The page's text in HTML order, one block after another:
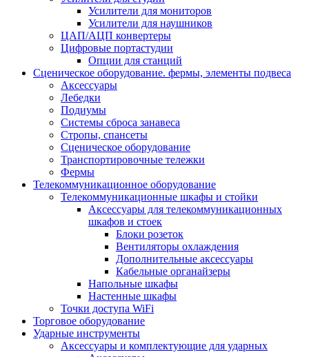
Усилители для мониторов
Усилители для наушников
ЦАП/АЦП конвертеры
Цифровые портастудии
Опции для станций
Сценическое оборудование. фермы, элементы подвеса
Аксессуары
Лебедки
Подиумы
Системы сброса занавеса
Стропы, спансеты
Сценическое оборудование
Транспортировочные тележки
Фермы
Телекоммуникационное оборудование
Телекоммуникационные шкафы и стойки
Аксессуары для телекоммуникационных
шкафов и стоек
Блоки розеток
Вентиляторы охлаждения
Дополнительные аксессуары
Кабельные органайзеры
Напольные шкафы
Настенные шкафы
Точки доступа WiFi
Торговое оборудование
Ударные инструменты
Аксессуары и комплектующие для ударных